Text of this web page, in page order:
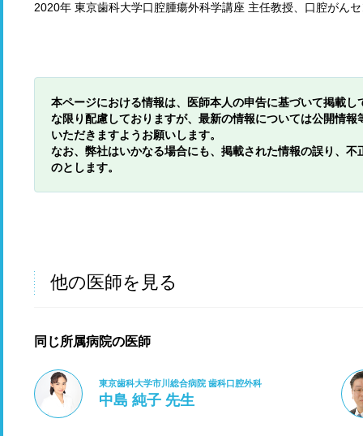
2020年 東京歯科大学口腔腫瘍外科学講座 主任教授、口腔がん
本ページにおける情報は、医師本人の申告に基づいて掲載
な限り配慮しておりますが、最新の情報については公開情
いただきますようお願いします。
なお、弊社はいかなる場合にも、掲載された情報の誤り、
のとします。
他の医師を見る
同じ所属病院の医師
東京歯科大学市川総合病院 歯科口腔外科
中島 純子 先生